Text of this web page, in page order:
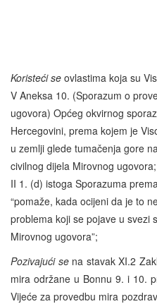
Koristeći se ovlastima koja su
V Aneksa 10. (Sporazum o
ugovora) Općeg okvirnog
Hercegovini, prema kojem je
u zemlji glede tumačenja gore
civilnog dijela Mirovnog
II 1. (d) istoga Sporazuma
“pomaže, kada ocijeni da je to
problema koji se pojave u svezi
Mirovnog ugovora”;
Pozivajući sena stavak XI.2
mira održane u Bonnu 9. i 10.
Vijeće za provedbu mira